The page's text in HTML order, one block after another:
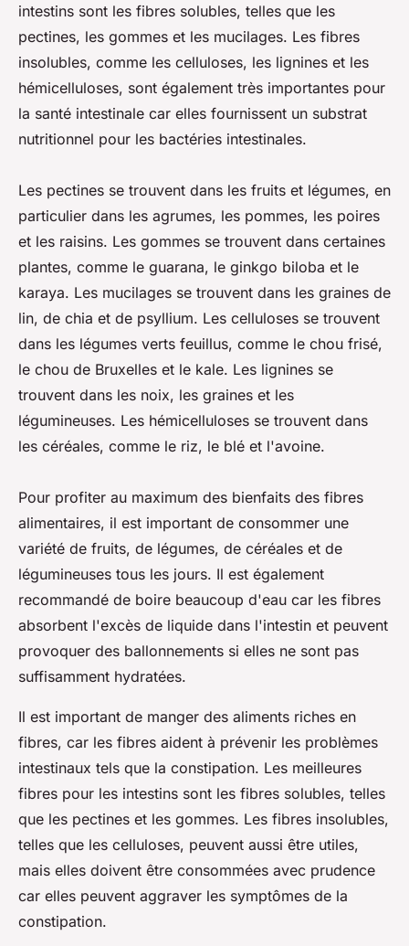
intestins sont les fibres solubles, telles que les
pectines, les gommes et les mucilages. Les fibres
insolubles, comme les celluloses, les lignines et les
hémicelluloses, sont également très importantes pour
la santé intestinale car elles fournissent un substrat
nutritionnel pour les bactéries intestinales.
Les pectines se trouvent dans les fruits et légumes, en
particulier dans les agrumes, les pommes, les poires
et les raisins. Les gommes se trouvent dans certaines
plantes, comme le guarana, le ginkgo biloba et le
karaya. Les mucilages se trouvent dans les graines de
lin, de chia et de psyllium. Les celluloses se trouvent
dans les légumes verts feuillus, comme le chou frisé,
le chou de Bruxelles et le kale. Les lignines se
trouvent dans les noix, les graines et les
légumineuses. Les hémicelluloses se trouvent dans
les céréales, comme le riz, le blé et l'avoine.
Pour profiter au maximum des bienfaits des fibres
alimentaires, il est important de consommer une
variété de fruits, de légumes, de céréales et de
légumineuses tous les jours. Il est également
recommandé de boire beaucoup d'eau car les fibres
absorbent l'excès de liquide dans l'intestin et peuvent
provoquer des ballonnements si elles ne sont pas
suffisamment hydratées.
Il est important de manger des aliments riches en
fibres, car les fibres aident à prévenir les problèmes
intestinaux tels que la constipation. Les meilleures
fibres pour les intestins sont les fibres solubles, telles
que les pectines et les gommes. Les fibres insolubles,
telles que les celluloses, peuvent aussi être utiles,
mais elles doivent être consommées avec prudence
car elles peuvent aggraver les symptômes de la
constipation.